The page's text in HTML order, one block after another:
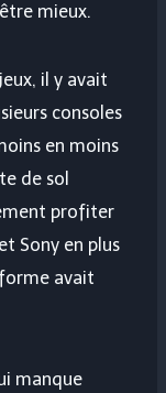
mieux.
il y avait
consoles
en moins
de sol
profiter
Sony en plus
avait
manque